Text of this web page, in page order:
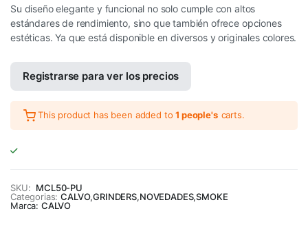
Su diseño elegante y funcional no solo cumple con altos
estándares de rendimiento, sino que también ofrece opciones
estéticas. Ya que está disponible en diversos y originales colores.
Registrarse para ver los precios
This product has been added to1 people's carts.
SKU: MCL50-PU
Categorias: CALVO,GRINDERS,NOVEDADES,SMOKE
Marca: CALVO